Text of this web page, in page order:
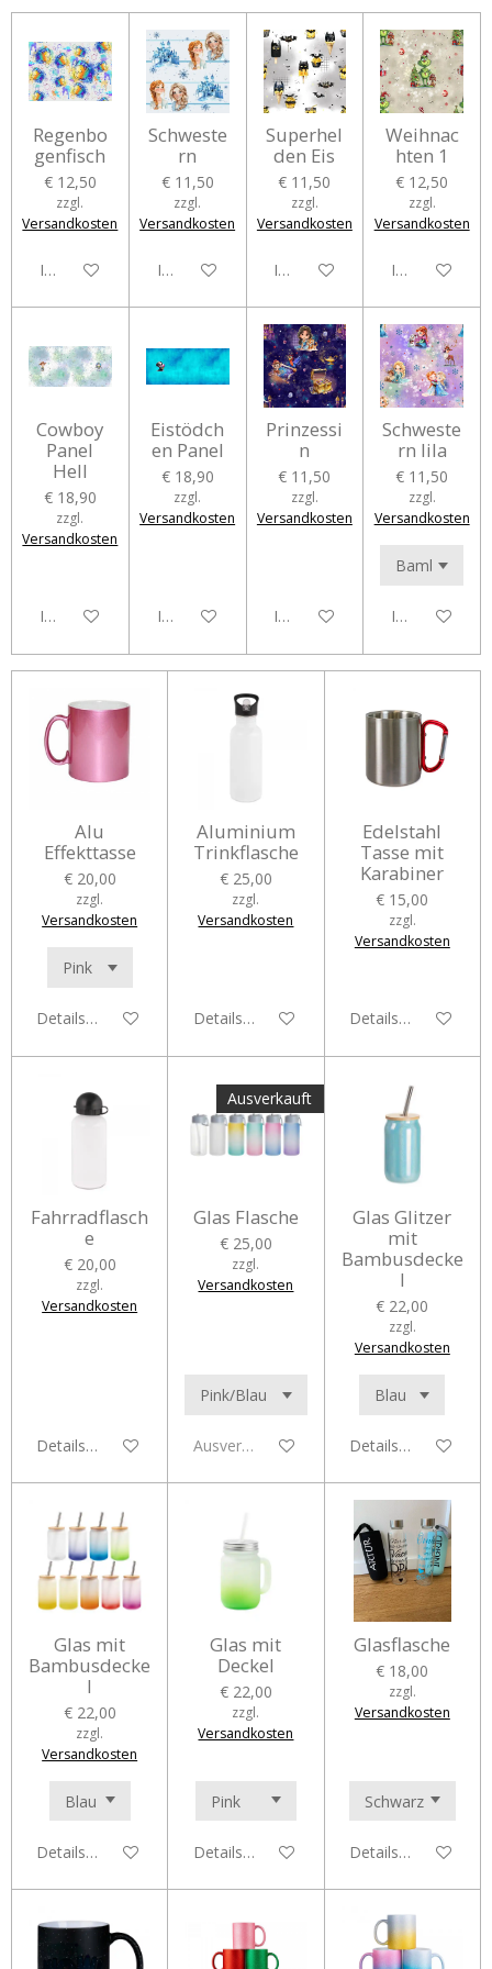
Regenbo
genfisch
€ 12,50
zzgl.
Versandkosten
In den Warenkorb
Schweste
rn
€ 11,50
zzgl.
Versandkosten
In den Warenkorb
Superhel
den Eis
€ 11,50
zzgl.
Versandkosten
In den Warenkorb
Weihnac
hten 1
€ 12,50
zzgl.
Versandkosten
In den
Cowboy
Panel
Hell
€ 18,90
zzgl.
Versandkosten
In den Warenkorb
Eistödch
en Panel
€ 18,90
zzgl.
Versandkosten
In den Warenkorb
Prinzessi
n
€ 11,50
zzgl.
Versandkosten
In den Warenkorb
Schweste
rn lila
€ 11,50
zzgl.
Versandkosten
In den
Alu
Effekttasse
€ 20,00
zzgl.
Versandkosten
Details anzeigen
Aluminium
Trinkflasche
€ 25,00
zzgl.
Versandkosten
Details anzeigen
Edelstahl
Tasse mit
Karabiner
€ 15,00
zzgl.
Versandkosten
Details anzeigen
Fahrradflasch
e
€ 20,00
zzgl.
Versandkosten
Details anzeigen
Ausverkauft
Glas Flasche
€ 25,00
zzgl.
Versandkosten
Ausverkauft
Glas Glitzer
mit
Bambusdecke
l
€ 22,00
zzgl.
Versandkosten
Details anzeigen
Glas mit
Bambusdecke
l
€ 22,00
zzgl.
Versandkosten
Details anzeigen
Glas mit
Deckel
€ 22,00
zzgl.
Versandkosten
Details anzeigen
Glasflasche
€ 18,00
zzgl.
Versandkosten
Details anzeigen